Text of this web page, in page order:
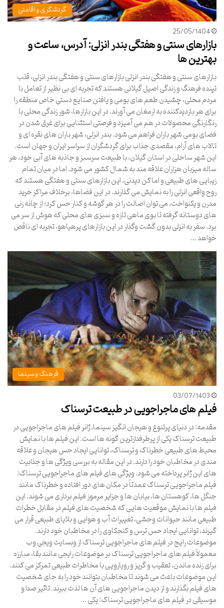
گردشگری و اقامتی
25/05/1404
بازارهای سنتی و هفتگی بندر انزلی: آدرس، ساعت و
بهترین ها
بازارهای سنتی و هفتگی بندر انزلی بازارهای سنتی و هفتگی بندر انزلی، قلب
تپنده فرهنگ و زندگی اصیل گیلانی هستند که تجربه ای بی نظیر از تعامل با
مردم محلی، چشیدن طعم های بومی و یافتن صنایع دستی خاص منطقه را
برای هر بازدیدکننده به ارمغان می آورند. در این بازارها، شور زندگی محلی با
رنگارنگی محصولات در هم می آمیزد و فرصتی استثنایی برای غرق شدن در
فضای بومی شهر باران فراهم می شود. بندر انزلی، شهر باران های نقره ای و
تالاب های آرام، مقصدی جذاب برای گردشگران از سراسر ایران و جهان است.
این شهر ساحلی در استان گیلان، با طبیعت سرسبز و جاذبه های آبی خود، هر
ساله میزبان هزاران علاقه مند به شمال کشور می شود. اما در میان تمام
زیبایی های طبیعی و اماکن دیدنی، این بازارهای سنتی و هفتگی هستند که
روح واقعی انزلی را به نمایش می گذارند. در این فضاها، برخلاف مراکز خرید
مدرن و یکنواخت، می توان اصالت را در هر گوشه و کنار حس کرد؛ از چانه زنی
های دوستانه گرفته تا بوی ماهی تازه و سبزی های محلی که هوش از سر می
برد. سفر به انزلی بدون گشت وگذار در این بازارهای پرهیاهو، تجربه ای ناقص
خواهد …
فرهنگ و سینما
03/07/1403
فیلم های ماجراجویی در طبیعت ترسناک
مقدمه: در دنیای پرتنوع و هیجان انگیز سینما، ژانر فیلم های ماجراجویی در
طبیعت ترسناک یکی از پرطرفدارترین گونه ها است. این فیلم ها با نمایش
محیط های طبیعی خطرناک و ترسناک، توانایی ایجاد حس هیجان و علاقه
مندی در مخاطبان خود را دارند. در این مقاله به بررسی ویژگی ها و جذابیت
های این ژانر پرداخته می شود. ویژگی های فیلم های ماجراجویی ترسناک:
فیلم ماجراجویی ترسناک عمدتاً در مکان های دور افتاده و خطرناک مانند
جنگل ها، کوهستان ها، بیابان ها و جزایر مرموز فیلم برداری می شوند. این
فیلم ها با نمایش موقعیت هایی که شخصیت های فیلم در مقابل خطرات
طبیعی مانند حیوانات وحشی، تغییرات آب و هوایی و بلایای طبیعی قرار می
گیرند، توانایی ایجاد حس ترس و کنجکاوی را در مخاطبان خود دارند.
موضوعات رایج در فیلم های ماجراجویی ترسناک از وبسایت ویجی وب
معمولاً فیلم های ماجراجویی ترسناک بر موضوعات رایجی مانند بقا، مبارزه
برای زنده ماندن، تعقیب و گریز و رویارویی با مخاطرات طبیعی تمرکز می کنند.
این موضوعات باعث می شوند تا مخاطبان بتوانند خود را به جای شخصیت
های فیلم بگذارند و از دیدن ماجراجویی های آن ها لذت ببرند. تاثیر صدا و
موسیقی در فیلم های ماجراجویی ترسناک: یکی …